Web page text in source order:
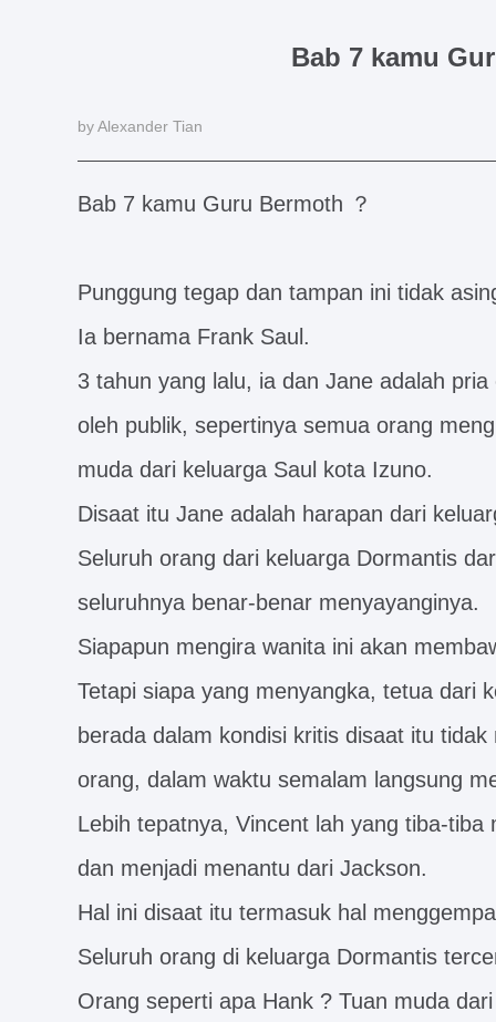
Bab 7 kamu
by Alexander Tian
Bab 7 kamu Guru Bermoth ？
Punggung tegap dan tampan ini tidak
Ia bernama Frank Saul.
3 tahun yang lalu, ia dan Jane adalah
oleh publik, sepertinya semua orang
muda dari keluarga Saul kota Izuno.
Disaat itu Jane adalah harapan dari
Seluruh orang dari keluarga Dormantis
seluruhnya benar-benar menyayanginya.
Siapapun mengira wanita ini akan
Tetapi siapa yang menyangka, tetua dari
berada dalam kondisi kritis disaat itu
orang, dalam waktu semalam langsung
Lebih tepatnya, Vincent lah yang tiba-
dan menjadi menantu dari Jackson.
Hal ini disaat itu termasuk hal
Seluruh orang di keluarga Dormantis
Orang seperti apa Hank ? Tuan muda